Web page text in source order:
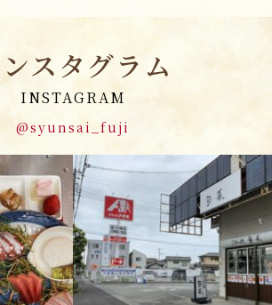
スタグラム
INSTAGRAM
@syunsai_fuji